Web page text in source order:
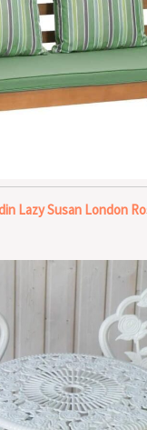
Lazy Susan London